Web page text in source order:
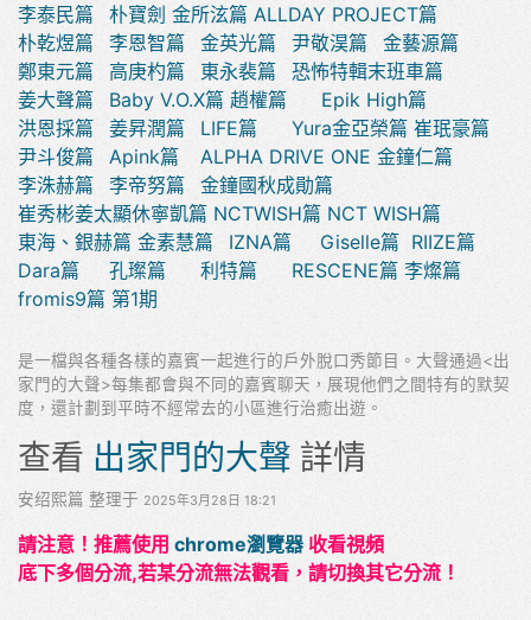
李泰民篇
朴寶劍 金所泫篇 ALLDAY PROJECT篇
朴乾煜篇
李恩智篇 金英光篇 尹敬淏篇
金藝源篇
鄭東元篇
高庚杓篇 東永裴篇
恐怖特輯末班車篇
姜大聲篇
Baby V.O.X篇 趙權篇
Epik High篇
洪恩採篇
姜昇潤篇 LIFE篇 Yura金亞榮篇 崔珉豪篇
尹斗俊篇
Apink篇 ALPHA DRIVE ONE 金鐘仁篇
李洙赫篇
李帝努篇
金鐘國秋成勛篇
崔秀彬姜太顯休寧凱篇 NCTWISH篇 NCT WISH篇
東海、銀赫篇 金素慧篇 IZNA篇 Giselle篇 RIIZE篇
Dara篇
孔璨篇 利特篇 RESCENE篇 李燦篇
fromis9篇 第1期
是一檔與各種各樣的嘉賓一起進行的戶外脫口秀節目。大聲通過<出
家門的大聲>每集都會與不同的嘉賓聊天，展現他們之間特有的默契
度，還計劃到平時不經常去的小區進行治癒出遊。
查看 出家門的大聲 詳情
安绍熙篇 整理于 2025年3月28日 18:21
請注意！推薦使用 chrome瀏覽器 收看視頻
底下多個分流,若某分流無法觀看，請切換其它分流！